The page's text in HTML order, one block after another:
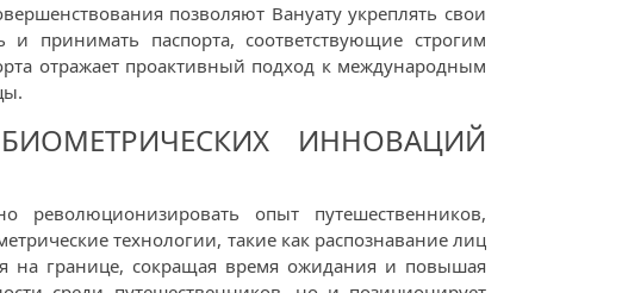
позволяют Вануату укреплять свои
принимать паспорта, соответствующие строгим
отражает проактивный подход к международным
ИННОВАЦИЙ
революционизировать опыт путешественников,
технологии, такие как распознавание лиц
на границе, сокращая время ожидания и повышая